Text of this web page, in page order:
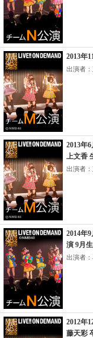
2013年
出演者：
2013年
上文香
出演者：
2014年
演 9月
出演者：
2012年
藤天彩